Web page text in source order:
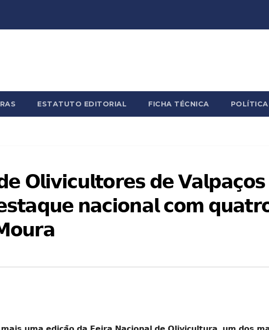
ESTATUTO EDITORIAL FICHA TÉCNICA
𝗢𝗹𝗶𝘃𝗶𝗰𝘂𝗹𝘁𝗼𝗿𝗲𝘀 𝗱𝗲 𝗩𝗮𝗹𝗽𝗮𝗰̧𝗼𝘀
𝗻𝗮𝗰𝗶𝗼𝗻𝗮𝗹 𝗰𝗼𝗺